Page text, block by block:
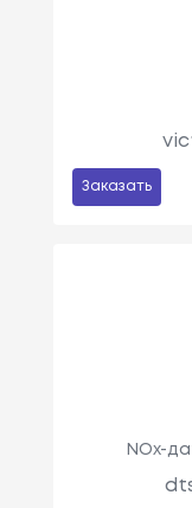
Заказать
NOx-